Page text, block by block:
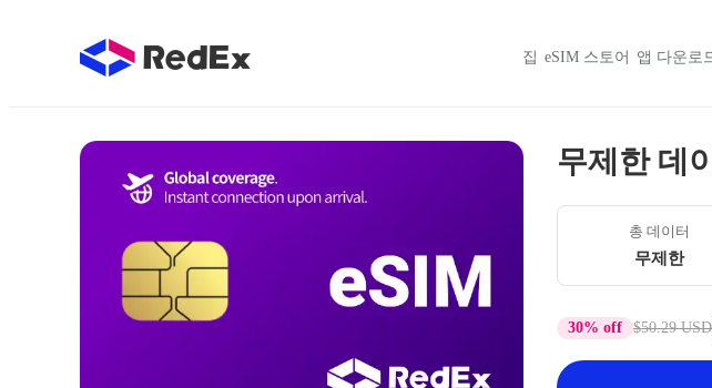
집 eSIM 스토어 앱 다운로
무제한 데
총 데이터
무제한
30% off $50.29 USD